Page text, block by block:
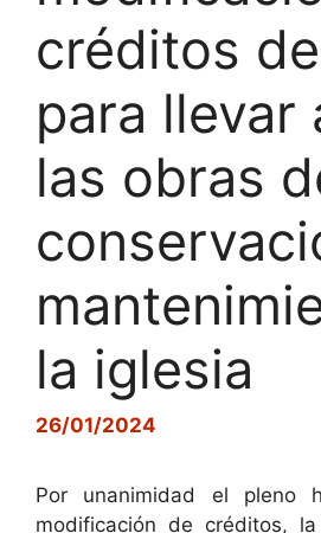
créditos
para llevar
las obras
la iglesia
26/01/2024
Por unanimidad el pleno
modificación de créditos,